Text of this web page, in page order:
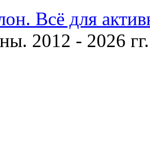
Всё для
2012 - 2026 гг.